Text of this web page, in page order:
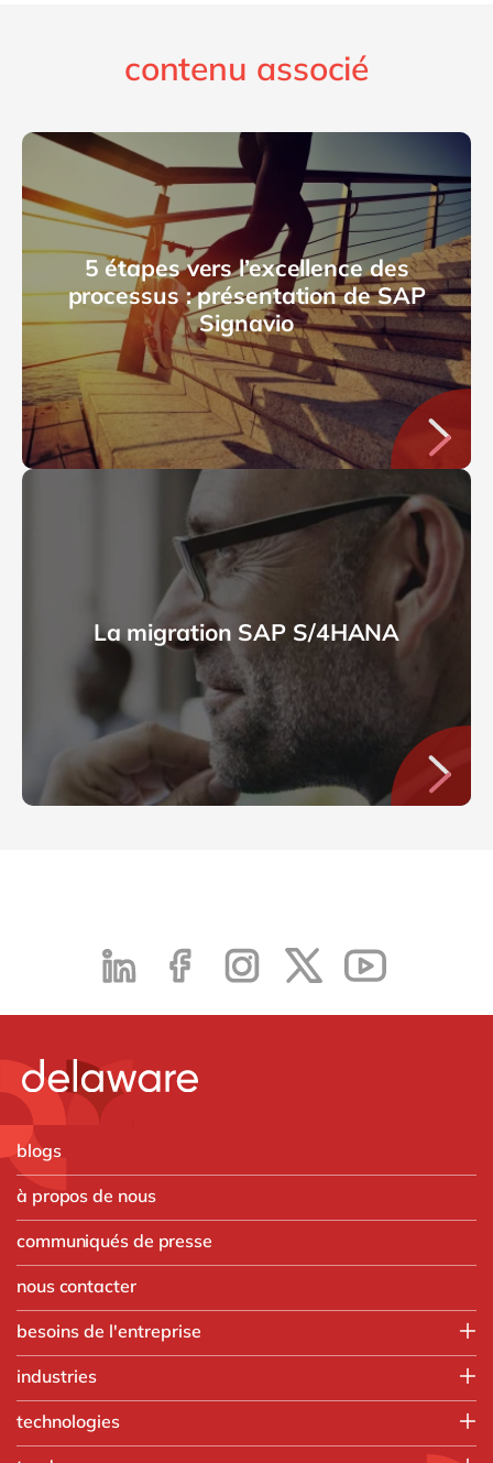
contenu associé
5 étapes vers l’excellence des
processus : présentation de SAP
Signavio
La migration SAP S/4HANA
blogs
à propos de nous
communiqués de presse
nous contacter
besoins de l'entreprise
Operations
Finance
industries
Automobile
technologies